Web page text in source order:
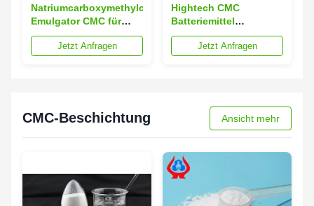
Natriumcarboxymethylcellulose
Emulgator CMC für
Batterieproduktion
Jetzt Anfragen
Hightech CMC
Batteriemittel
Zusatzstoffe
Jetzt Anfragen
CMC-Beschichtung Ansicht mehr